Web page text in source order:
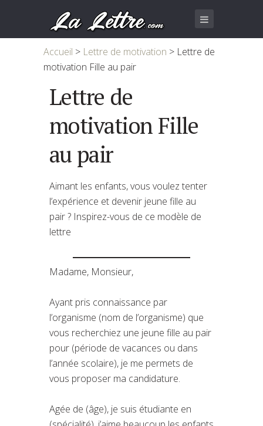
Accueil > Lettre de motivation > Lettre de
motivation Fille au pair
Lettre de
motivation Fille
au pair
Aimant les enfants, vous voulez tenter
l’expérience et devenir jeune fille au
pair ? Inspirez-vous de ce modèle de
lettre
Madame, Monsieur,
Ayant pris connaissance par
l’organisme (nom de l’organisme) que
vous recherchiez une jeune fille au pair
pour (période de vacances ou dans
l’année scolaire), je me permets de
vous proposer ma candidature.
Agée de (âge), je suis étudiante en